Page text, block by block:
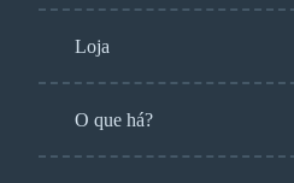
Loja
O que há?